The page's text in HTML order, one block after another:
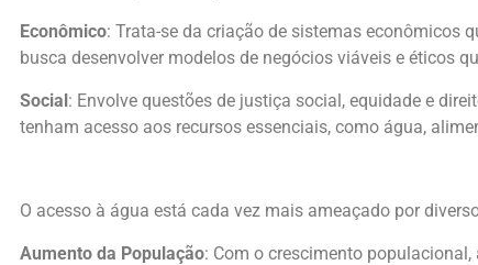
Econômico: Trata-se da criação de sistemas econômicos
busca desenvolver modelos de negócios viáveis e éticos
Social: Envolve questões de justiça social, equidade e
tenham acesso aos recursos essenciais, como água,
O acesso à água está cada vez mais ameaçado por
Aumento da População: Com o crescimento